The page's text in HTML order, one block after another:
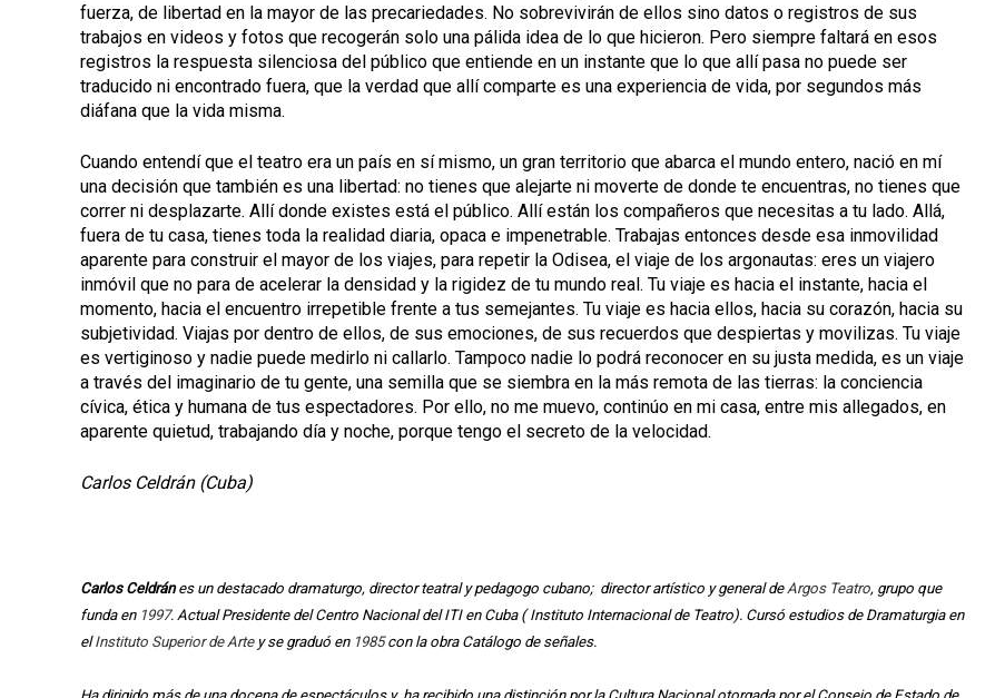
fuerza, de libertad en la mayor de las precariedades. No sobrevivirán de ellos sino datos o registros de sus
trabajos en videos y fotos que recogerán solo una pálida idea de lo que hicieron. Pero siempre faltará en esos
registros la respuesta silenciosa del público que entiende en un instante que lo que allí pasa no puede ser
traducido ni encontrado fuera, que la verdad que allí comparte es una experiencia de vida, por segundos más
diáfana que la vida misma.
Cuando entendí que el teatro era un país en sí mismo, un gran territorio que abarca el mundo entero, nació en mí
una decisión que también es una libertad: no tienes que alejarte ni moverte de donde te encuentras, no tienes que
correr ni desplazarte. Allí donde existes está el público. Allí están los compañeros que necesitas a tu lado. Allá,
fuera de tu casa, tienes toda la realidad diaria, opaca e impenetrable. Trabajas entonces desde esa inmovilidad
aparente para construir el mayor de los viajes, para repetir la Odisea, el viaje de los argonautas: eres un viajero
inmóvil que no para de acelerar la densidad y la rigidez de tu mundo real. Tu viaje es hacia el instante, hacia el
momento, hacia el encuentro irrepetible frente a tus semejantes. Tu viaje es hacia ellos, hacia su corazón, hacia su
subjetividad. Viajas por dentro de ellos, de sus emociones, de sus recuerdos que despiertas y movilizas. Tu viaje
es vertiginoso y nadie puede medirlo ni callarlo. Tampoco nadie lo podrá reconocer en su justa medida, es un viaje
a través del imaginario de tu gente, una semilla que se siembra en la más remota de las tierras: la conciencia
cívica, ética y humana de tus espectadores. Por ello, no me muevo, continúo en mi casa, entre mis allegados, en
aparente quietud, trabajando día y noche, porque tengo el secreto de la velocidad.
Carlos Celdrán (Cuba)
Carlos Celdránes un destacado dramaturgo, director teatral y pedagogo cubano; director artístico y general de Argos Teatro, grupo que
funda en 1997. Actual Presidente del Centro Nacional del ITI en Cuba ( Instituto Internacional de Teatro). Cursó estudios de Dramaturgia en
el Instituto Superior de Arte y se graduó en 1985 con la obra Catálogo de señales.